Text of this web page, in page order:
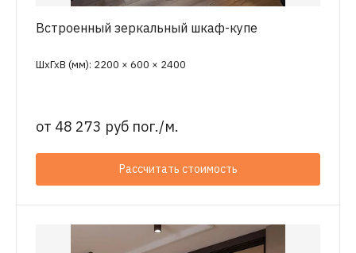
Встроенный зеркальный шкаф-купе
ШхГхВ (мм): 2200 × 600 × 2400
от 48 273 руб пог./м.
Рассчитать стоимость